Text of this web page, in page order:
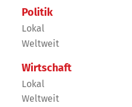
Politik
Lokal
Weltweit
Wirtschaft
Lokal
Weltweit